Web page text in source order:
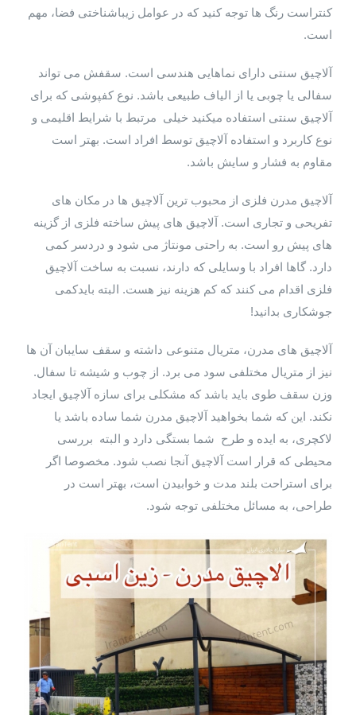
کنتراست رنگ ها توجه کنید که در عوامل زیباشناختی فضا، مهم
است.
آلاچیق سنتی دارای نماهایی هندسی است. سقفش می تواند
سفالی یا چوبی یا از الیاف طبیعی باشد. نوع کفپوشی که برای
آلاچیق سنتی استفاده میکنید خیلی مرتبط با شرایط اقلیمی و
نوع کاربرد و استفاده آلاچیق توسط افراد است. بهتر است
مقاوم به فشار و سایش باشد.
آلاچیق مدرن فلزی از محبوب ترین آلاچیق ها در مکان های
تفریحی و تجاری است. آلاچیق های پیش ساخته فلزی از گزینه
های پیش رو است. به راحتی مونتاژ می شود و دردسر کمی
دارد. گاها افراد با وسایلی که دارند، نسبت به ساخت آلاچیق
فلزی اقدام می کنند که کم هزینه نیز هست. البته بایدکمی
جوشکاری بدانید!
آلاچیق های مدرن، متریال متنوعی داشته و سقف سایبان آن ها
نیز از متریال مختلفی سود می برد. از چوب و شیشه تا سفال.
وزن سقف طوی باید باشد که مشکلی برای سازه آلاچیق ایجاد
نکند. این که شما بخواهید آلاچیق مدرن شما ساده باشد یا
لاکچری، به ایده و طرح شما بستگی دارد و البته بررسی
محیطی که قرار است آلاچیق آنجا نصب شود. مخصوصا اگر
برای استراحت بلند مدت و خوابیدن است، بهتر است در
طراحی، به مسائل مختلفی توجه شود.